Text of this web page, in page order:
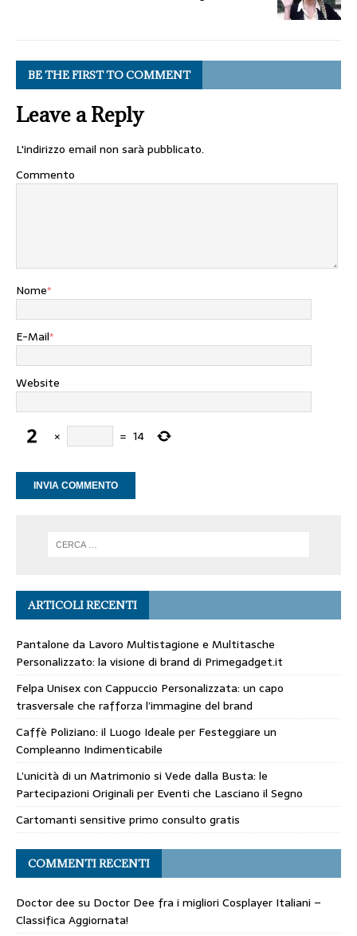
BE THE FIRST TO COMMENT
Leave a Reply
L'indirizzo email non sarà pubblicato.
Commento
Nome*
E-Mail*
Website
× = 14
ARTICOLI RECENTI
Pantalone da Lavoro Multistagione e Multitasche
Personalizzato: la visione di brand di Primegadget.it
Felpa Unisex con Cappuccio Personalizzata: un capo
trasversale che rafforza l’immagine del brand
Caffè Poliziano: il Luogo Ideale per Festeggiare un
Compleanno Indimenticabile
L’unicità di un Matrimonio si Vede dalla Busta: le
Partecipazioni Originali per Eventi che Lasciano il Segno
Cartomanti sensitive primo consulto gratis
COMMENTI RECENTI
Doctor dee su Doctor Dee fra i migliori Cosplayer Italiani –
Classifica Aggiornata!